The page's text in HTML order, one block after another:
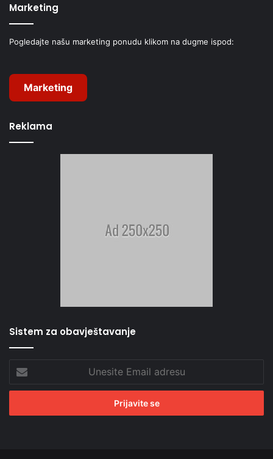
Marketing
Pogledajte našu marketing ponudu klikom na dugme ispod:
Marketing
Reklama
Sistem za obavještavanje
Email
adresu